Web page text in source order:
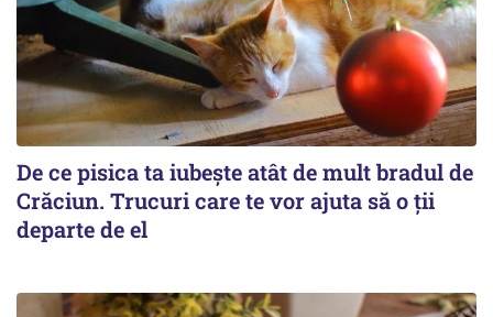
De ce pisica ta iubește atât de mult bradul de
Crăciun. Trucuri care te vor ajuta să o ții
departe de el